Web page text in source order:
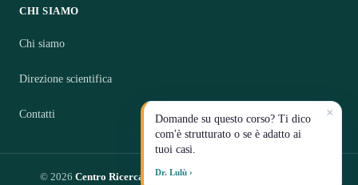
CHI SIAMO
Chi siamo
Direzione scientifica
Contatti
© 2026 Centro Ricerca CBPT S.R.L.
Domande su questo corso? Ti dico
com'è strutturato o se è adatto ai
tuoi casi.
Dr. Lulù ›
×